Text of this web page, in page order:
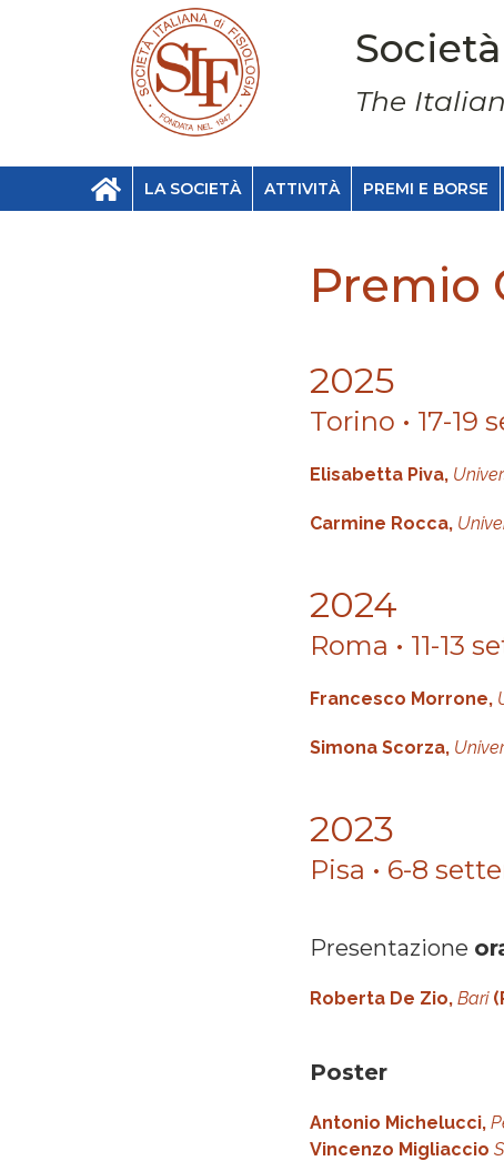
The
LA SOCIETÀ ATTIVITÀ PREMI E BORSE
Premio
2025
Torino • 17-19
Elisabetta Piva,
Carmine Rocca,
2024
Roma • 11-13
Francesco Morrone,
Simona Scorza,
2023
Pisa • 6-8
Presentazione
Roberta De Zio, Bari
Poster
Antonio Michelucci,
Vincenzo Migliaccio